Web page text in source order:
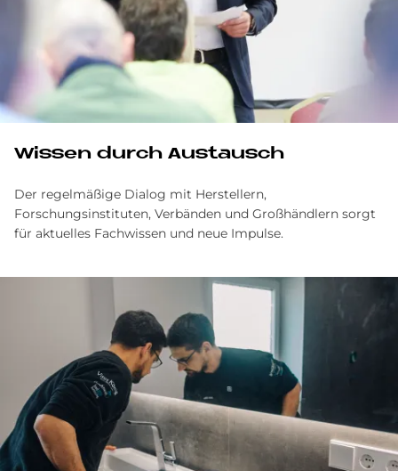
Wissen durch Austausch
Der regelmäßige Dialog mit Herstellern,
Forschungsinstituten, Verbänden und Großhändlern sorgt
für aktuelles Fachwissen und neue Impulse.